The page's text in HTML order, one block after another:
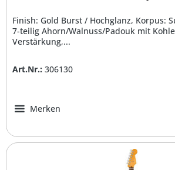
Finish: Gold Burst / Hochglanz, Korpus:
7-teilig Ahorn/Walnuss/Padouk mit
Verstärkung,...
Art.Nr.: 306130
Merken